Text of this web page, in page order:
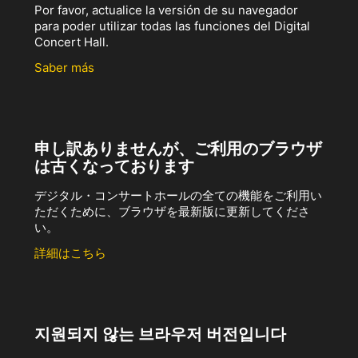
Por favor, actualice la versión de su navegador
para poder utilizar todas las funciones del Digital
Concert Hall.
Saber más
申し訳ありませんが、ご利用のブラウザ
は古くなっております
デジタル・コンサートホールの全ての機能をご利用い
ただくために、ブラウザを最新版に更新してくださ
い。
詳細はこちら
지원되지 않는 브라우저 버전입니다